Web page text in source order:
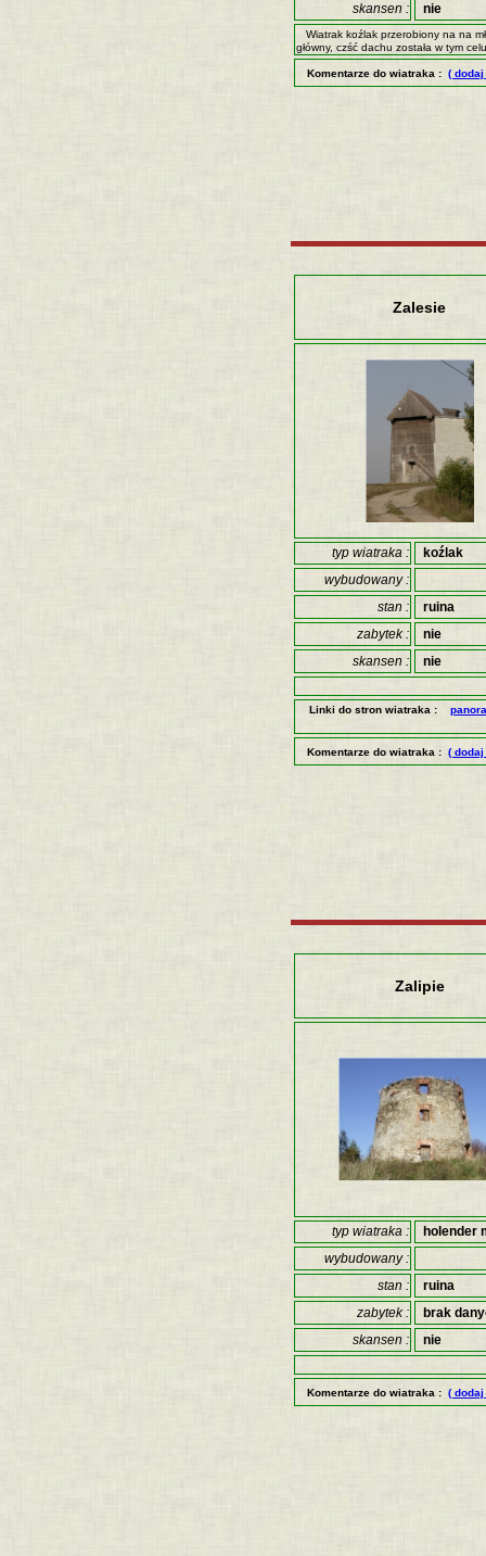
skansen :
nie
Wiatrak koźlak przerobiony na na
główny, czść dachu została w tym
Komentarze do wiatraka : (
Zalesie
typ wiatraka :
koźlak
wybudowany :
stan :
ruina
zabytek :
nie
skansen :
nie
Linki do stron wiatraka :
Komentarze do wiatraka : (
Zalipie
typ wiatraka :
holender
wybudowany :
stan :
ruina
zabytek :
brak
skansen :
nie
Komentarze do wiatraka : (